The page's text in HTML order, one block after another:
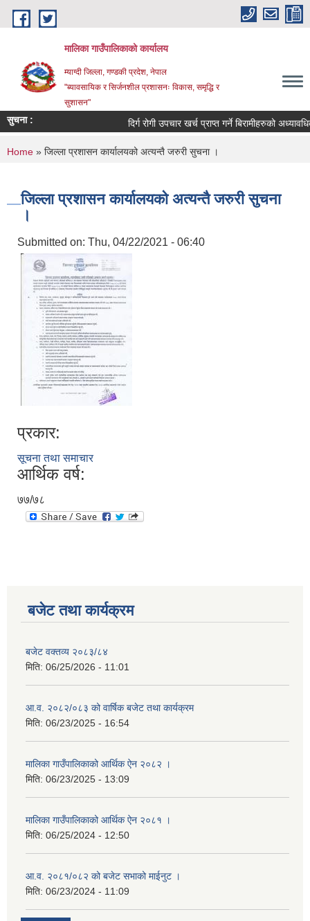
Skip to main content
मालिका गाउँपालिकाको कार्यालय
म्याग्दी जिल्ला, गण्डकी प्रदेश, नेपाल
"ब्यावसायिक र सिर्जनशील प्रशासनः विकास, समृद्धि र
सुशासन"
सुचना : दिर्ग रोगी उपचार खर्च प्राप्त गर्ने बिरामीहरुको
You are here
Home » जिल्ला प्रशासन कार्यालयको अत्यन्तै जरुरी सुचना ।
जिल्ला प्रशासन कार्यालयको अत्यन्तै जरुरी सुचना
।
Submitted on: Thu, 04/22/2021 - 06:40
प्रकार:
सूचना तथा समाचार
आर्थिक वर्ष:
७७/७८
बजेट तथा कार्यक्रम
बजेट वक्तव्य २०८३/८४
मिति: 06/25/2026 - 11:01
आ.व. २०८२/०८३ को वार्षिक बजेट तथा कार्यक्रम
मिति: 06/23/2025 - 16:54
मालिका गाउँपालिकाको आर्थिक ऐन २०८२ ।
मिति: 06/23/2025 - 13:09
मालिका गाउँपालिकाको आर्थिक ऐन २०८१ ।
मिति: 06/25/2024 - 12:50
आ.व. २०८१/०८२ को बजेट सभाको माईनुट ।
मिति: 06/23/2024 - 11:09